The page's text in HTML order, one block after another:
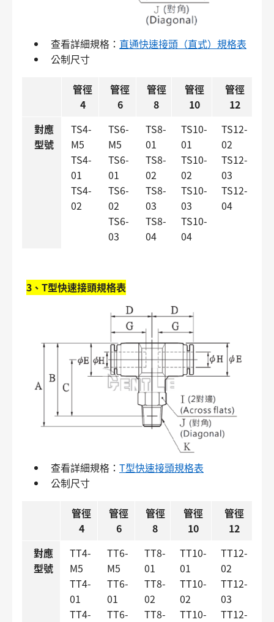
查看詳細規格： 直通快速接頭（直式）規格表
公制尺寸
管徑
4
管徑
6
管徑
8
管徑
10
管徑
12
對應
型號
TS4-
M5
TS4-
01
TS4-
02
TS6-
M5
TS6-
01
TS6-
02
TS6-
03
TS8-
01
TS8-
02
TS8-
03
TS8-
04
TS10-
01
TS10-
02
TS10-
03
TS10-
04
TS12-
02
TS12-
03
TS12-
04
3、T型快速接頭規格表
查看詳細規格： T型快速接頭規格表
公制尺寸
管徑
4
管徑
6
管徑
8
管徑
10
管徑
12
對應
型號
TT4-
M5
TT4-
01
TT4-
TT6-
M5
TT6-
01
TT6-
TT8-
01
TT8-
02
TT8-
TT10-
01
TT10-
02
TT10-
TT12-
02
TT12-
03
TT12-